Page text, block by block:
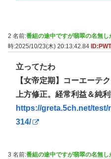
2 名前:番組の途中ですが翡翠の名無し
時:2025/10/23(木) 20:13:42.84
立ってたわ
【女帝定期】コーエーテ
上方修正。経常利益＆純
https://greta.5ch.net/
314/
3 名前:番組の途中ですが翡翠の名無し